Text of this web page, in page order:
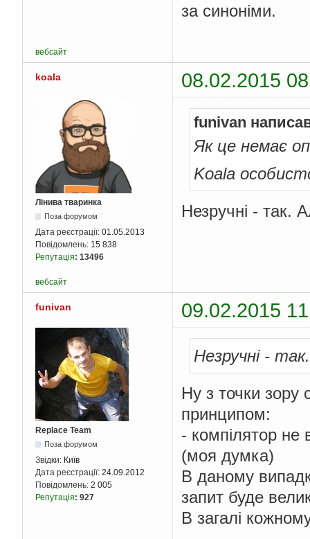
за синоніми.
вебсайт
koala 08.02.2015
Лінива тваринка
Поза форумом
Дата реєстрації: 01.05.2013
Повідомлень: 15 838
Репутація: 13496
funivan
Як це немає
Koala
Незручні - так.
вебсайт
funivan 09.02.2015
Replace Team
Поза форумом
Звідки: Київ
Дата реєстрації: 24.09.2012
Повідомлень: 2 005
Репутація: 927
Незручні -
Ну з точки зору
принципом:
- компілятор не
(моя думка)
В даному
запит буде
В загалі